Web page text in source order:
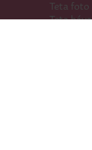
Teta foto
Teta káva